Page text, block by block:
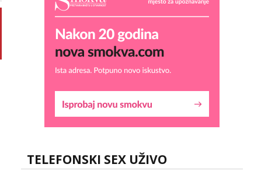
TELEFONSKI SEX UŽIVO
Lucija
Tel:064/677-677 - Kod: #136